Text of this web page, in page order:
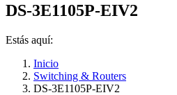
DS-3E1105P-EIV2
Estás aquí:
Inicio
Switching & Routers
DS-3E1105P-EIV2